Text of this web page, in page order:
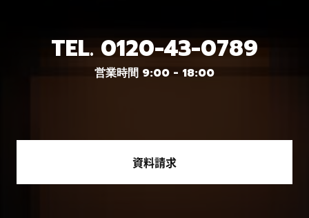
TEL. 0120-43-0789
営業時間 9:00 - 18:00
資料請求